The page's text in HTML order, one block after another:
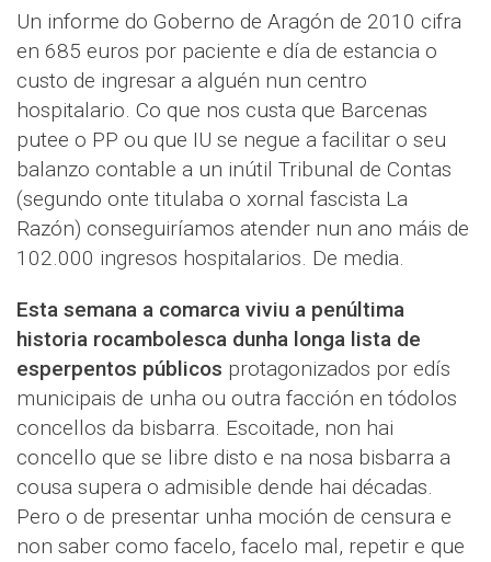
Un informe do Goberno de Aragón de 2010 cifra
en 685 euros por paciente e día de estancia o
custo de ingresar a alguén nun centro
hospitalario. Co que nos custa que Barcenas
putee o PP ou que IU se negue a facilitar o seu
balanzo contable a un inútil Tribunal de Contas
(segundo onte titulaba o xornal fascista La
Razón) conseguiríamos atender nun ano máis de
102.000 ingresos hospitalarios. De media.
Esta semana a comarca viviu a penúltima
historia rocambolesca dunha longa lista de
esperpentos públicos protagonizados por edís
municipais de unha ou outra facción en tódolos
concellos da bisbarra. Escoitade, non hai
concello que se libre disto e na nosa bisbarra a
cousa supera o admisible dende hai décadas.
Pero o de presentar unha moción de censura e
non saber como facelo, facelo mal, repetir e que